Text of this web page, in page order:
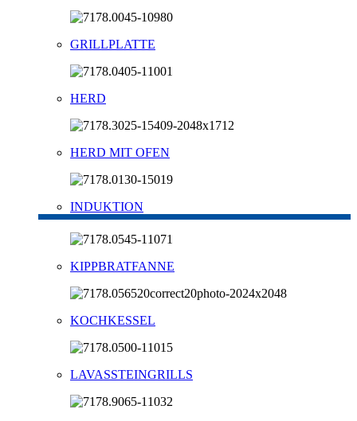
GRILLPLATTE
HERD
HERD MIT OFEN
INDUKTION
KIPPBRATFANNE
KOCHKESSEL
LAVASSTEINGRILLS